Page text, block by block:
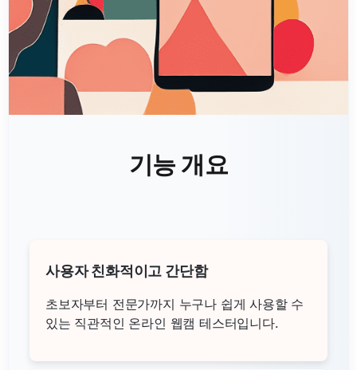
기능 개요
사용자 친화적이고 간단함
초보자부터 전문가까지 누구나 쉽게 사용할 수
있는 직관적인 온라인 웹캠 테스터입니다.